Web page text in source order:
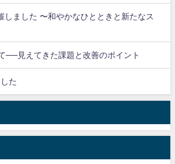
しました 〜和やかなひとときと新たなス
──見えてきた課題と改善のポイント
た